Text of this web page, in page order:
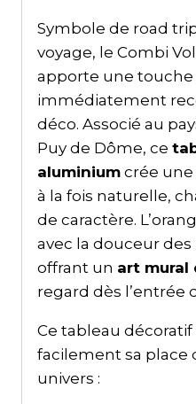
Symbole de road
voyage, le Combi
apporte une touche
immédiatement
déco. Associé au
Puy de Dôme, ce
aluminium crée
à la fois naturelle,
de caractère.
avec la douceur
offrant un art mural
regard dès l’entrée
Ce tableau
facilement sa place
univers :